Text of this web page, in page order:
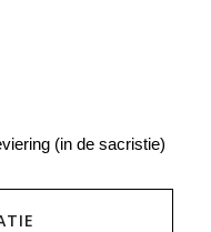
(in de sacristie)